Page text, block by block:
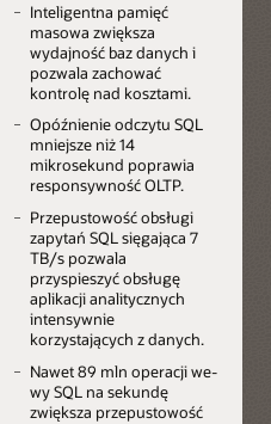
Inteligentna pamięć
masowa zwiększa
wydajność baz danych i
pozwala zachować
kontrolę nad kosztami.
Opóźnienie odczytu SQL
mniejsze niż 14
mikrosekund poprawia
responsywność OLTP.
Przepustowość obsługi
zapytań SQL sięgająca 7
TB/s pozwala
przyspieszyć obsługę
aplikacji analitycznych
intensywnie
korzystających z danych.
Nawet 89 mln operacji we-
wy SQL na sekundę
zwiększa przepustowość